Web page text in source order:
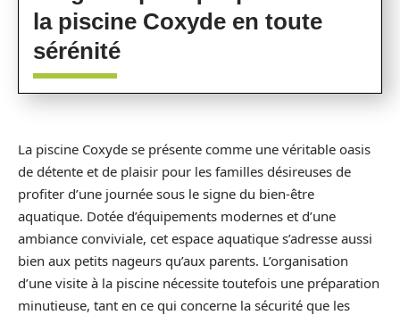
la piscine Coxyde en toute
sérénité
La piscine Coxyde se présente comme une véritable oasis
de détente et de plaisir pour les familles désireuses de
profiter d’une journée sous le signe du bien-être
aquatique. Dotée d’équipements modernes et d’une
ambiance conviviale, cet espace aquatique s’adresse aussi
bien aux petits nageurs qu’aux parents. L’organisation
d’une visite à la piscine nécessite toutefois une préparation
minutieuse, tant en ce qui concerne la sécurité que les